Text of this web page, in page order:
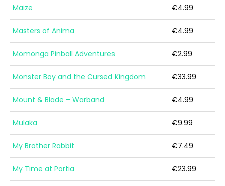
Maize €4.99
Masters of Anima €4.99
Momonga Pinball Adventures €2.99
Monster Boy and the Cursed Kingdom €33.99
Mount & Blade – Warband €4.99
Mulaka €9.99
My Brother Rabbit €7.49
My Time at Portia €23.99